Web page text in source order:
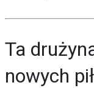
Ta
nowych